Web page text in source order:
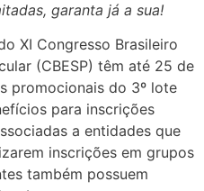
garanta já a sua!
XI Congresso Brasileiro
(CBESP) têm até 25 de
promocionais do 3º lote
para inscrições
a entidades que
inscrições em grupos
também possuem